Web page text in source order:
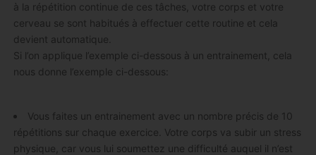
à la répétition continue de ces tâches, votre corps et votre
cerveau se sont habitués à effectuer cette routine et cela
devient automatique.
Si l’on applique l’exemple ci-dessous à un entrainement, cela
nous donne l’exemple ci-dessous:
Vous faites un entrainement avec un nombre précis de 10
répétitions sur chaque exercice. Votre corps va subir un stress
physique, car vous lui soumettez une difficulté auquel il n’est